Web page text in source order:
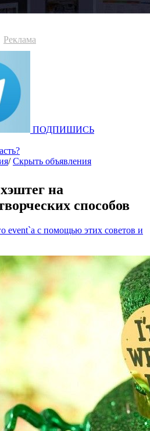
Реклама
ПОДПИШИСЬ
/Скрыть объявления
на
способов
event`а с помощью этих советов и